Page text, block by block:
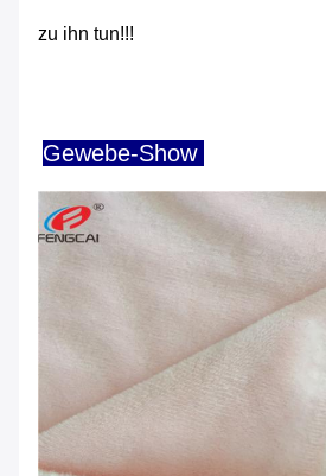
zu ihn tun!!!
Gewebe-Show